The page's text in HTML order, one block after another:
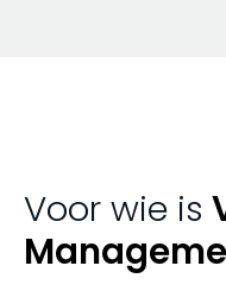
Voor wie is